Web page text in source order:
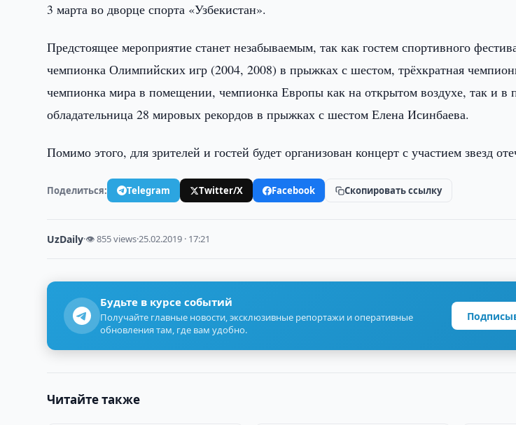
3 марта во дворце спорта «Узбекистан».
Предстоящее мероприятие станет незабываемым, так как гостем спортивного
чемпионка Олимпийских игр (2004, 2008) в прыжках с шестом, трёхкратная
чемпионка мира в помещении, чемпионка Европы как на открытом воздухе, так и в
обладательница 28 мировых рекордов в прыжках с шестом Елена Исинбаева.
Помимо этого, для зрителей и гостей будет организован концерт с участием звезд
Поделиться: Telegram Twitter/X Facebook Скопировать ссылку
UzDaily·👁 855 views·25.02.2019 · 17:21
Будьте в курсе событий
Получайте главные новости, эксклюзивные репортажи и оперативные
обновления там, где вам удобно.
Читайте также